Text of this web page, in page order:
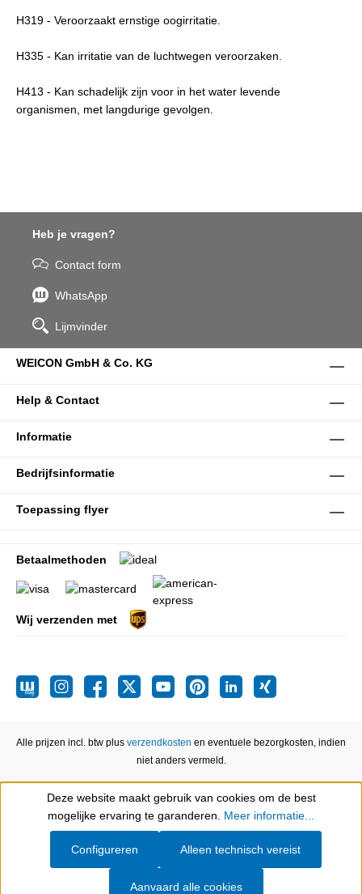
H319 - Veroorzaakt ernstige oogirritatie.
H335 - Kan irritatie van de luchtwegen veroorzaken.
H413 - Kan schadelijk zijn voor in het water levende
organismen, met langdurige gevolgen.
Heb je vragen?
Contact form
WhatsApp
Lijmvinder
WEICON GmbH & Co. KG
Help & Contact
Informatie
Bedrijfsinformatie
Toepassing flyer
Betaalmethoden
Wij verzenden met
Alle prijzen incl. btw plus verzendkosten en eventuele bezorgkosten, indien
niet anders vermeld.
Show toolbar
Deze website maakt gebruik van cookies om de best
mogelijke ervaring te garanderen. Meer informatie...
Alleen technisch vereist
Configureren
Aanvaard alle cookies